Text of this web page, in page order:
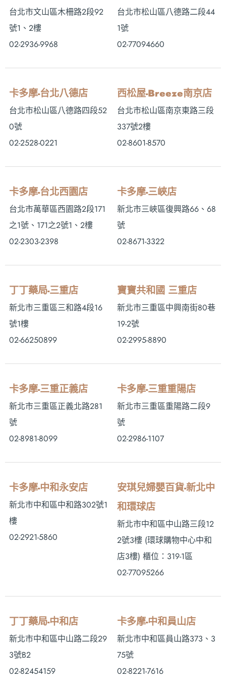
台北市文山區木柵路2段92
號1、2樓
02-2936-9968
台北市松山區八德路二段44
1號
02-77094660
卡多摩-台北八德店
台北市松山區八德路四段52
0號
02-2528-0221
西松屋-Breeze南京店
台北市松山區南京東路三段
337號2樓
02-8601-8570
卡多摩-台北西園店
台北市萬華區西園路2段171
之1號、171之2號1、2樓
02-2303-2398
卡多摩-三峽店
新北市三峽區復興路66、68
號
02-8671-3322
丁丁藥局-三重店
新北市三重區三和路4段16
號1樓
02-66250899
寶寶共和國 三重店
新北市三重區中興南街80巷
19-2號
02-2995-8890
卡多摩-三重正義店
新北市三重區正義北路281
號
02-8981-8099
卡多摩-三重重陽店
新北市三重區重陽路二段9
號
02-2986-1107
卡多摩-中和永安店
新北市中和區中和路302號1
樓
02-2921-5860
安琪兒婦嬰百貨-新北中
和環球店
新北市中和區中山路三段12
2號3樓 (環球購物中心中和
店3樓) 櫃位：319-1區
02-77095266
丁丁藥局-中和店
新北市中和區中山路二段29
3號B2
02-82454159
卡多摩-中和員山店
新北市中和區員山路373、3
75號
02-8221-7616